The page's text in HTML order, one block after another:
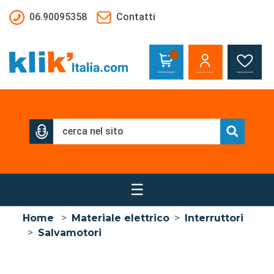
06.90095358
Contatti
☰
Home > Materiale elettrico > Interruttori
> Salvamotori